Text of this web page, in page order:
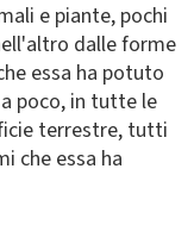
e piante, pochi
dalle forme
essa ha potuto
poco, in tutte le
terrestre, tutti
che essa ha